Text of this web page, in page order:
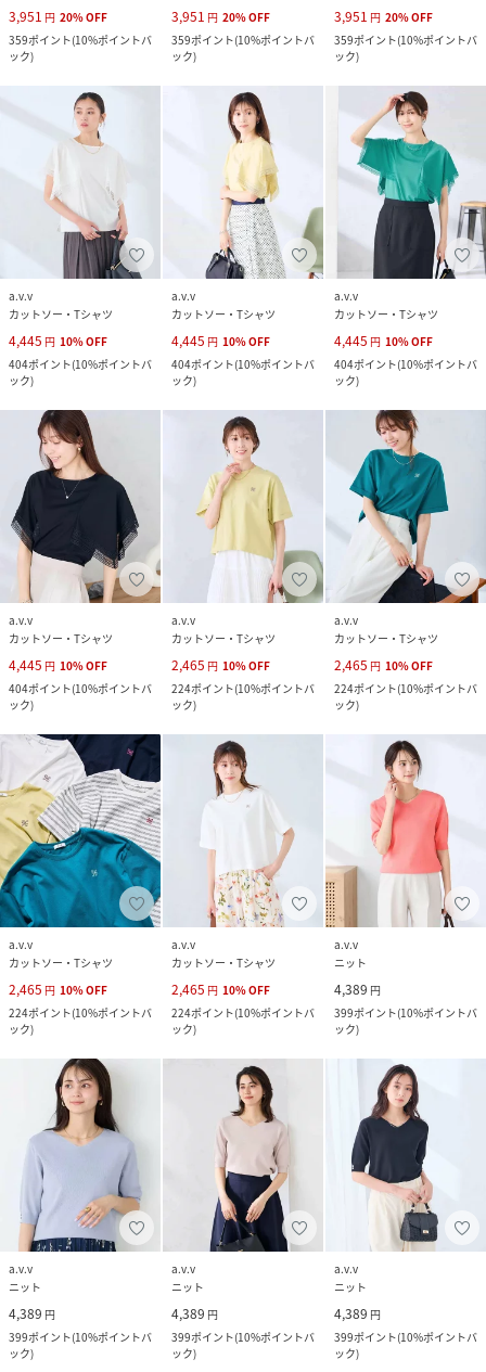
3,951 円 20%OFF
359ポイント(10%ポイントバ
ック)
3,951 円 20%OFF
359ポイント(10%ポイントバ
ック)
3,951 円 20%OFF
359ポイント(10%ポイントバ
ック)
a.v.v
カットソー・Tシャツ
4,445 円 10%OFF
404ポイント(10%ポイントバ
ック)
a.v.v
カットソー・Tシャツ
4,445 円 10%OFF
404ポイント(10%ポイントバ
ック)
a.v.v
カットソー・Tシャツ
4,445 円 10%OFF
404ポイント(10%ポイントバ
ック)
a.v.v
カットソー・Tシャツ
4,445 円 10%OFF
404ポイント(10%ポイントバ
ック)
a.v.v
カットソー・Tシャツ
2,465 円 10%OFF
224ポイント(10%ポイントバ
ック)
a.v.v
カットソー・Tシャツ
2,465 円 10%OFF
224ポイント(10%ポイントバ
ック)
a.v.v
カットソー・Tシャツ
2,465 円 10%OFF
224ポイント(10%ポイントバ
ック)
a.v.v
カットソー・Tシャツ
2,465 円 10%OFF
224ポイント(10%ポイントバ
ック)
a.v.v
ニット
4,389 円
399ポイント(10%ポイントバ
ック)
a.v.v
ニット
4,389 円
399ポイント(10%ポイントバ
ック)
a.v.v
ニット
4,389 円
399ポイント(10%ポイントバ
ック)
a.v.v
ニット
4,389 円
399ポイント(10%ポイントバ
ック)